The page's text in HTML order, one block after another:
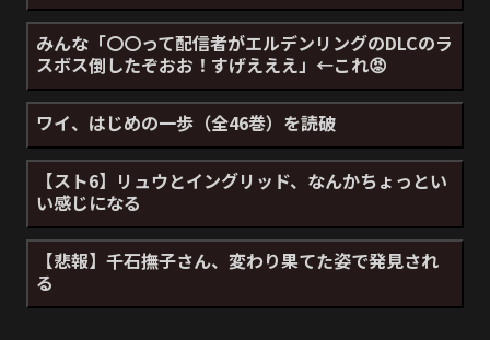
みんな「〇〇って配信者がエルデンリングのDLCのラ
スボス倒したぞおお！すげえええ」←これ😡
ワイ、はじめの一歩（全46巻）を読破
【スト6】リュウとイングリッド、なんかちょっとい
い感じになる
【悲報】千石撫子さん、変わり果てた姿で発見され
る